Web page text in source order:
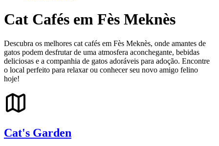
Cat Cafés em Fès Meknès
Descubra os melhores cat cafés em Fès Meknès, onde amantes de
gatos podem desfrutar de uma atmosfera aconchegante, bebidas
deliciosas e a companhia de gatos adoráveis para adoção. Encontre
o local perfeito para relaxar ou conhecer seu novo amigo felino
hoje!
Cat's Garden